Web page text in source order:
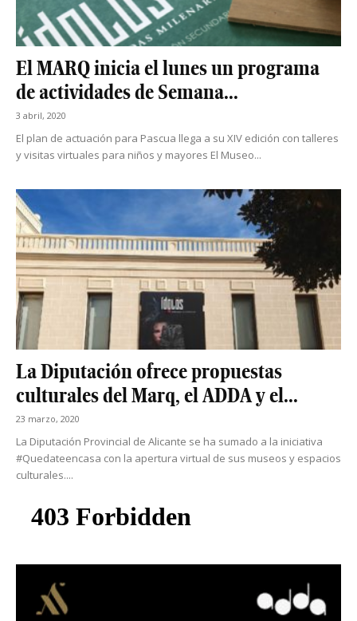
El MARQ inicia el lunes un programa
de actividades de Semana...
3 abril, 2020
El plan de actuación para Pascua llega a su XIV edición con talleres
y visitas virtuales para niños y mayores El Museo...
La Diputación ofrece propuestas
culturales del Marq, el ADDA y el...
23 marzo, 2020
La Diputación Provincial de Alicante se ha sumado a la iniciativa
#Quedateencasa con la apertura virtual de sus museos y espacios
culturales....